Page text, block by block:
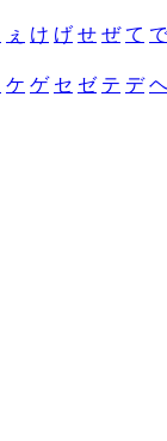
ぇ け げ せ ぜ て で
ケ ゲ セ ゼ テ デ ヘ